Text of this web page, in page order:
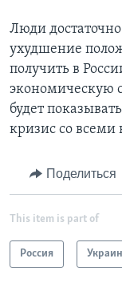
Люди
ухудшение
получить в
экономическую
будет
кризис со
Поделиться
This item is part of
Россия